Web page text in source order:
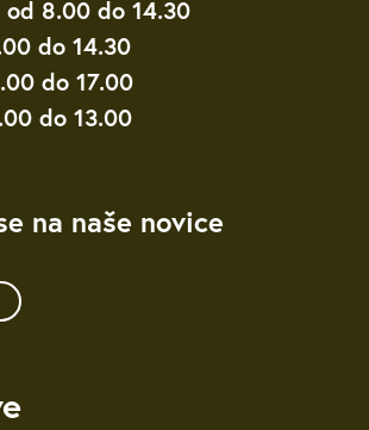
8.00 do 14.30
do 14.30
do 17.00
do 13.00
na naše novice